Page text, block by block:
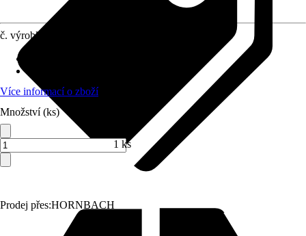
Prodej přes:HORNBACH
č. výrobku
Více informací o zboží
Množství (ks)
1 ks